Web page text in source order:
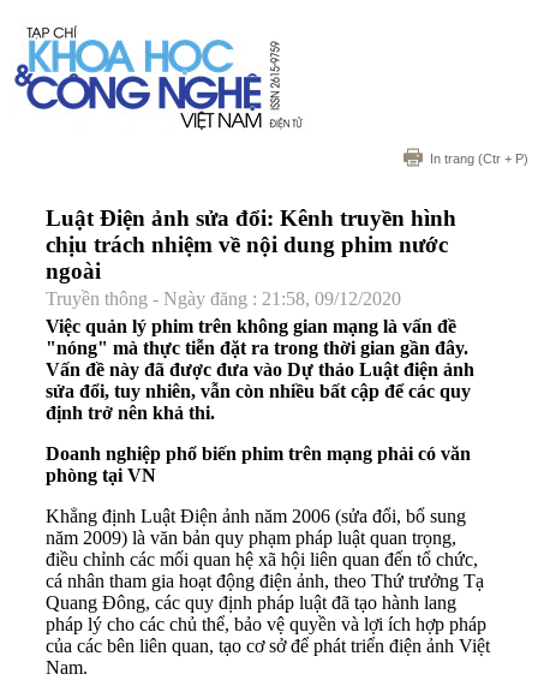
In trang (Ctr + P)
Luật Điện ảnh sửa đổi: Kênh truyền hình
chịu trách nhiệm về nội dung phim nước
ngoài
Truyền thông - Ngày đăng : 21:58, 09/12/2020
Việc quản lý phim trên không gian mạng là vấn đề
"nóng" mà thực tiễn đặt ra trong thời gian gần đây.
Vấn đề này đã được đưa vào Dự thảo Luật điện ảnh
sửa đổi, tuy nhiên, vẫn còn nhiều bất cập để các quy
định trở nên khả thi.
Doanh nghiệp phổ biến phim trên mạng phải có văn
phòng tại VN
Khẳng định Luật Điện ảnh năm 2006 (sửa đổi, bổ sung
năm 2009) là văn bản quy phạm pháp luật quan trọng,
điều chỉnh các mối quan hệ xã hội liên quan đến tổ chức,
cá nhân tham gia hoạt động điện ảnh, theo Thứ trưởng Tạ
Quang Đông, các quy định pháp luật đã tạo hành lang
pháp lý cho các chủ thể, bảo vệ quyền và lợi ích hợp pháp
của các bên liên quan, tạo cơ sở để phát triển điện ảnh Việt
Nam.